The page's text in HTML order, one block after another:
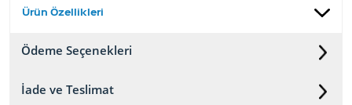
Ürün Özellikleri
Ödeme Seçenekleri
İade ve Teslimat